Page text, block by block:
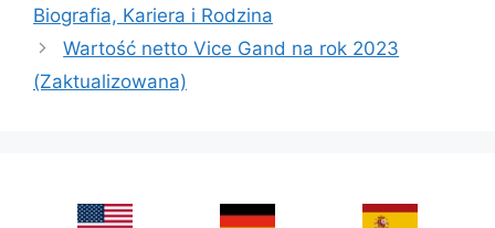
Biografia, Kariera i Rodzina
Wartość netto Vice Gand na rok 2023
(Zaktualizowana)